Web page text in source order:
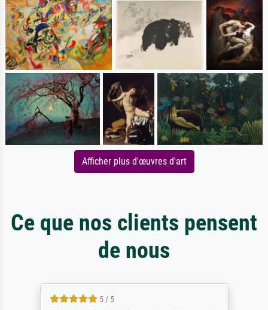
Afficher plus d'œuvres d'art
Ce que nos clients pensent
de nous
5 / 5